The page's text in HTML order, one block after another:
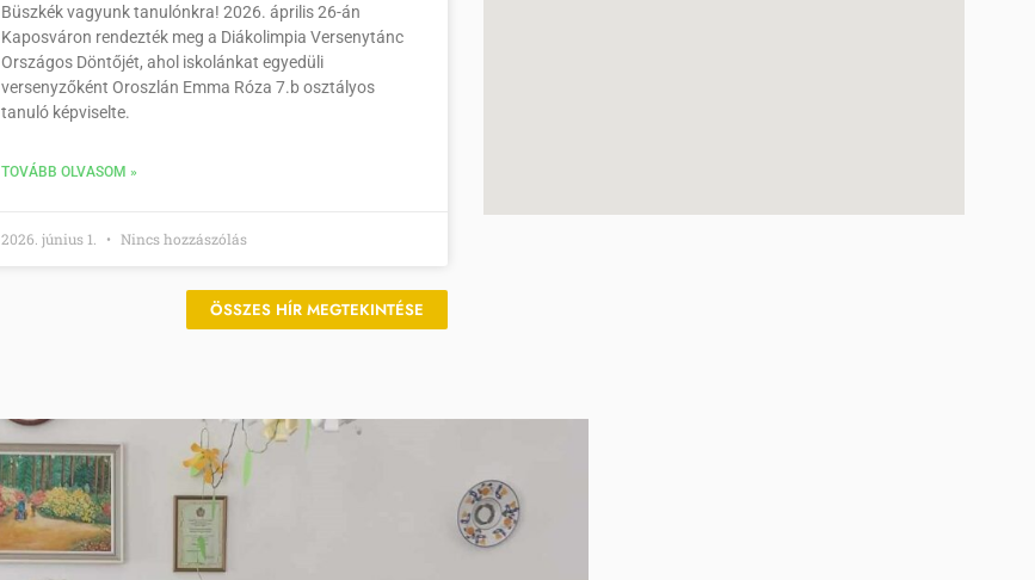
Büszkék vagyunk tanulónkra! 2026. április 26-án
Kaposváron rendezték meg a Diákolimpia Versenytánc
Országos Döntőjét, ahol iskolánkat egyedüli
versenyzőként Oroszlán Emma Róza 7.b osztályos
tanuló képviselte.
TOVÁBB OLVASOM »
2026. június 1. Nincs hozzászólás
ÖSSZES HÍR MEGTEKINTÉSE